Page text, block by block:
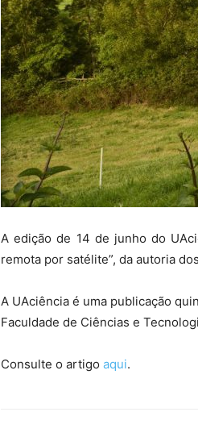
A edição de 14 de junho do
remota por satélite”, da autoria
A UAciência é uma publicação
Faculdade de Ciências e
Consulte o artigo aqui.